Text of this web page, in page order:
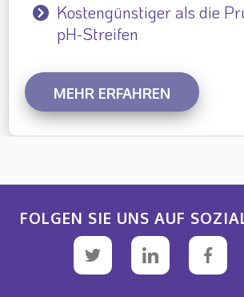
Kostengünstiger als die
pH-Streifen
MEHR ERFAHREN
FOLGEN SIE UNS AUF